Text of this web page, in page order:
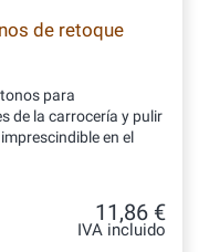
de retoque
para
de la carrocería y pulir
en el
11,86 €
IVA incluido